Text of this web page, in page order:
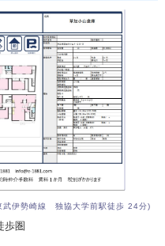
武伊勢崎線 独協大学前駅徒歩 24分)
歩圏